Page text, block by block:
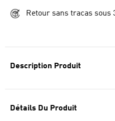
Description Produit
Détails Du Produit
Retour sans tracas sous